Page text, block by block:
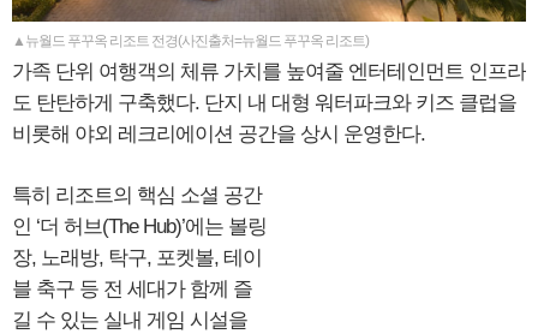
▲뉴월드 푸꾸옥 리조트 전경(사진출처=뉴월드 푸꾸옥 리조트)
가족 단위 여행객의 체류 가치를 높여줄 엔터테인먼트 인프라
도 탄탄하게 구축했다. 단지 내 대형 워터파크와 키즈 클럽을
비롯해 야외 레크리에이션 공간을 상시 운영한다.
특히 리조트의 핵심 소셜 공간
인 ‘더 허브(The Hub)’에는 볼링
장, 노래방, 탁구, 포켓볼, 테이
블 축구 등 전 세대가 함께 즐
길 수 있는 실내 게임 시설을